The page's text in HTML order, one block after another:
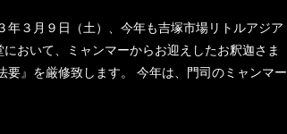
年３月９日（土）、今年も吉塚市場リトルアジア
おいて、ミャンマーからお迎えしたお釈迦さま
要』を厳修致します。 今年は、門司のミャンマー